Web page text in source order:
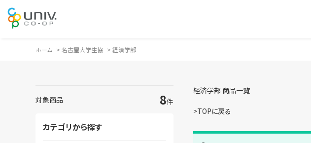
ホーム > 名古屋大学生協 > 経済学部
対象商品 8件
カテゴリから探す
経済学部 商品一覧
>TOPに戻る